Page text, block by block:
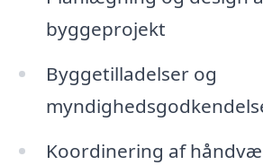
byggeprojekt
Byggetilladelser og
Koordinering af